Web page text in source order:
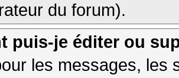
du forum).
puis-je éditer ou
les messages, les